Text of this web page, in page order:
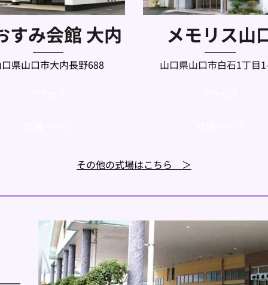
すみ会館 大内
県山口市大内長野688
メモリス山
山口県山口市白石1丁目
その他の式場はこちら　＞